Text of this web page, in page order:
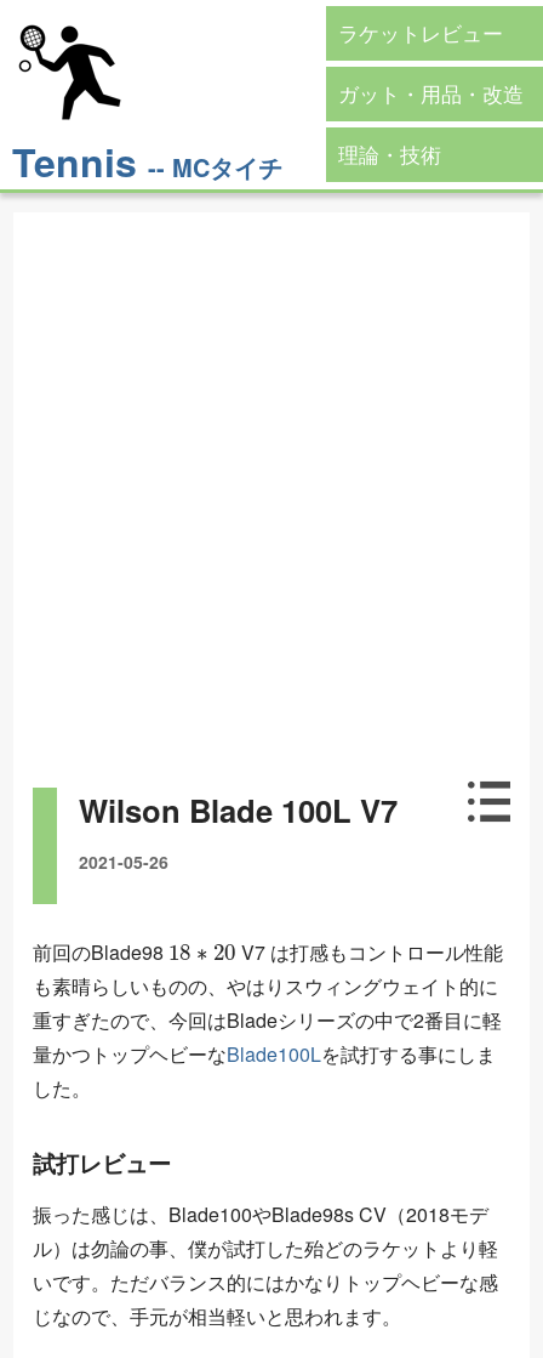
Tennis -- MCタイチ
ラケットレビュー
ガット・用品・改造
理論・技術
Wilson Blade 100L V7
2021-05-26
前回のBlade98
V7 は打感もコントロール性能
も素晴らしいものの、やはりスウィングウェイト的に
重すぎたので、今回はBladeシリーズの中で2番目に軽
量かつトップヘビーなBlade100Lを試打する事にしま
した。
試打レビュー
振った感じは、Blade100やBlade98s CV（2018モデ
ル）は勿論の事、僕が試打した殆どのラケットより軽
いです。ただバランス的にはかなりトップヘビーな感
じなので、手元が相当軽いと思われます。